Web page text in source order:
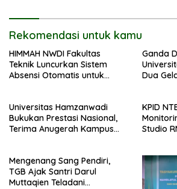
Rekomendasi untuk kamu
HIMMAH NWDI Fakultas
Teknik Luncurkan Sistem
Absensi Otomatis untuk
Ganda
Dua
Universitas Hamzanwadi
Bukukan Prestasi Nasional,
Terima Anugerah Kampus
KPID
Studio
Mengenang Sang Pendiri,
TGB Ajak Santri Darul
Muttaqien Teladani